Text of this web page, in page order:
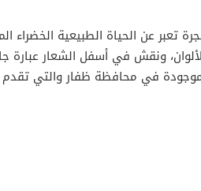
تعبر عن الحياة الطبيعية الخضراء
ونقش في أسفل الشعار عبارة
في محافظة ظفار والتي تقدم